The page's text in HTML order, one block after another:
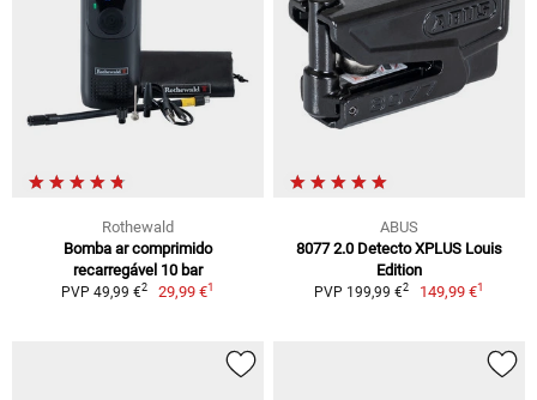
Rothewald
Bomba ar comprimido
recarregável 10 bar
PVP 49,99 €2 29,99 €1
ABUS
8077 2.0 Detecto XPLUS Louis
Edition
PVP 199,99 €2 149,99 €1